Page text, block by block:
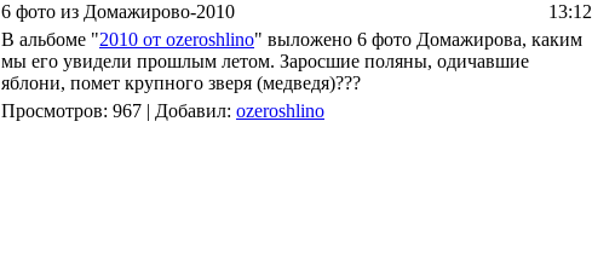
6 фото из Домажирово-2010
13:12
В альбоме "2010 от ozeroshlino" выложено 6 фото Домажирова, каким
мы его увидели прошлым летом. Заросшие поляны, одичавшие
яблони, помет крупного зверя (медведя)???
Просмотров: 967 | Добавил: ozeroshlino